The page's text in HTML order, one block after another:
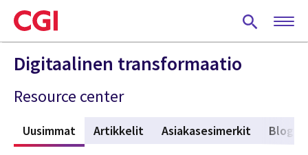
Skip
to
main
content
Digitaalinen transformaatio
Resource center
Uusimmat (active tab)
Artikkelit Asiakasesimerkit Blogit